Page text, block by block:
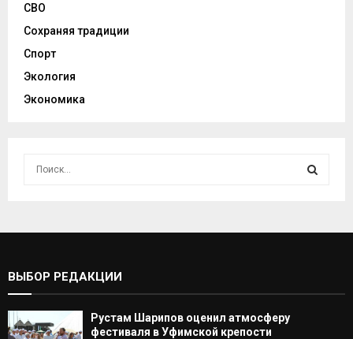
СВО
Сохраняя традиции
Спорт
Экология
Экономика
С
А
ВЫБОР РЕДАКЦИИ
Рустам Шарипов оценил атмосферу
фестиваля в Уфимской крепости